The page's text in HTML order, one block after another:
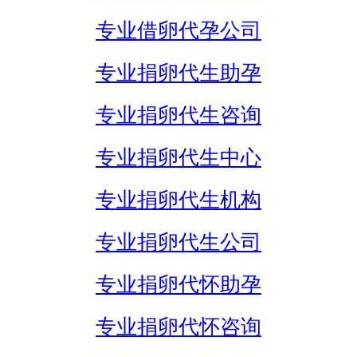
专业借卵代孕公司
专业捐卵代生助孕
专业捐卵代生咨询
专业捐卵代生中心
专业捐卵代生机构
专业捐卵代生公司
专业捐卵代怀助孕
专业捐卵代怀咨询